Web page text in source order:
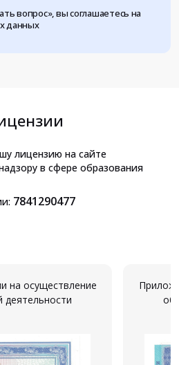
вопрос», вы соглашаетесь на
данных
лицензию на сайте
в сфере образования
7841290477
на осуществление
деятельности